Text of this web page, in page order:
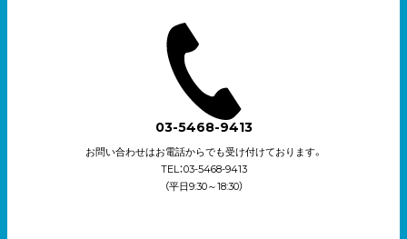
03-5468-9413
お問い合わせはお電話からでも受け付けております。
TEL：03-5468-9413
（平日9:30～18:30）